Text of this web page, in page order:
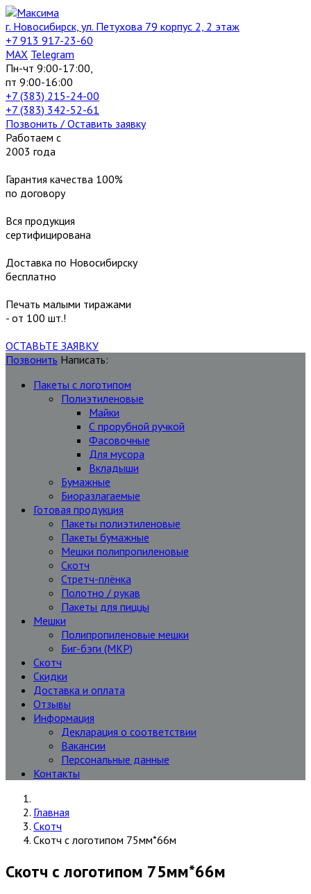
г. Новосибирск, ул. Петухова 79 корпус 2, 2 этаж
+7 913 917-23-60
МАХ Telegram
Пн-чт 9:00-17:00,
пт 9:00-16:00
+7 (383) 215-24-00
+7 (383) 342-52-61
Позвонить / Оставить заявку
Работаем с
2003 года
Гарантия качества 100%
по договору
Вся продукция
сертифицирована
Доставка по Новосибирску
бесплатно
Печать малыми тиражами
- от 100 шт.!
ОСТАВЬТЕ ЗАЯВКУ
Позвонить Написать:
Пакеты с логотипом
Полиэтиленовые
Майки
С прорубной ручкой
Фасовочные
Для мусора
Вкладыши
Бумажные
Биоразлагаемые
Готовая продукция
Пакеты полиэтиленовые
Пакеты бумажные
Мешки полипропиленовые
Скотч
Стретч-плёнка
Полотно / рукав
Пакеты для пиццы
Мешки
Полипропиленовые мешки
Биг-бэги (МКР)
Скотч
Скидки
Доставка и оплата
Отзывы
Информация
Декларация о соответствии
Вакансии
Персональные данные
Контакты
Главная
Скотч
Скотч с логотипом 75мм*66м
Скотч с логотипом 75мм*66м